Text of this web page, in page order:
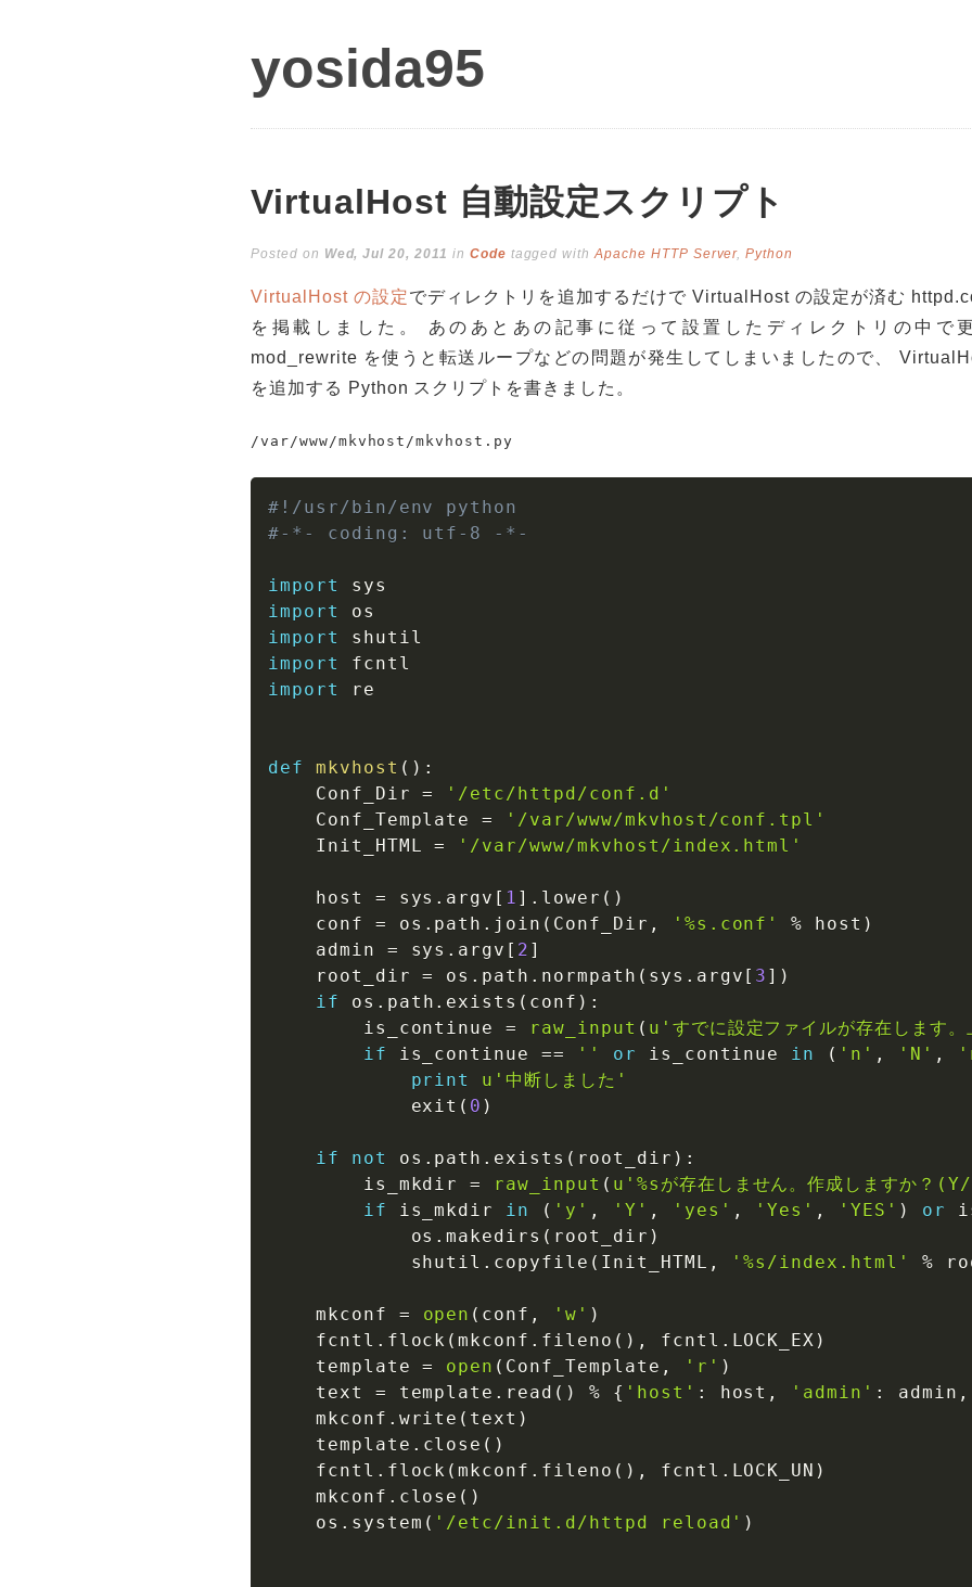
yosida95
VirtualHost 自動設定スクリプト
Posted on Wed, Jul 20, 2011 in Code tagged withApache HTTP Server,Python
VirtualHost の設定でディレクトリを追加するだけで VirtualHost の設定が済む
を掲載しました。 あのあとあの記事に従って設置したディレクトリの中で
mod_rewrite を使うと転送ループなどの問題が発生してしまいましたので、
を追加する Python スクリプトを書きました。
/var/www/mkvhost/mkvhost.py
#!/usr/bin/env python
#-*- coding: utf-8 -*-
import
import
import
import
import
re
def mkvhost ( ) :
    Conf_Dir
=
'/etc/httpd/conf.d'
    Conf_Template
=
'/var/www/mkvhost/conf.tpl'
    Init_HTML
= '/var/www/mkvhost/index.html'
    host
= sys . argv [ 1 ] . lower ( )
    conf
= os . path . join ( Conf_Dir , '%s.conf' % host )
    admin
= sys . argv [ 2 ]
    root_dir
= os . path . normpath ( sys . argv [ 3 ] )
if os . path . exists ( conf ) :
        is_continue
= raw_input ( u'すでに設定ファイルが存在しま
if is_continue == '' or is_continue in ( 'n' , 'N' ,
print
u'中断しました'
            exit
( 0 )
if not os . path . exists ( root_dir ) :
        is_mkdir
= raw_input ( u'%sが存在しません。作成しますか？
if is_mkdir in ( 'y' , 'Y' , 'yes' , 'Yes' , 'YES' ) or
            os
.makedirs ( root_dir )
            shutil
. copyfile ( Init_HTML , '%s/index.html' %
    mkconf
= open ( conf , 'w' )
    fcntl
. flock (mkconf . fileno ( ) , fcntl . LOCK_EX )
    template
= open ( Conf_Template , 'r' )
    text
= template . read ( ) % { 'host' : host , 'admin' : admin ,
    mkconf
. write ( text )
    template
. close ( )
    fcntl
. flock (mkconf . fileno ( ) , fcntl . LOCK_UN )
    mkconf
. close ( )
    os
. system ( '/etc/init.d/httpd reload' )